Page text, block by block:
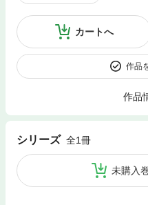
カートへ
作品
作品
シリーズ 全1冊
未購入